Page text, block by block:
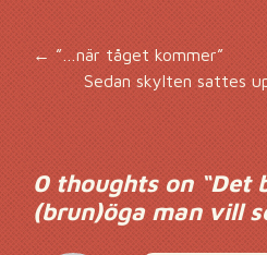
←”…när tåget kommer”
Sedan skylten sattes
0 thoughts on “Det
(brun)öga man vill